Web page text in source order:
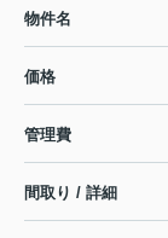
物件名
価格
管理費
間取り / 詳細